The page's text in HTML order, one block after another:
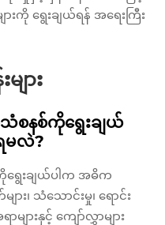
ကို ရွေးချယ်ရန် အရေးကြီး
ျား
နစ်ကိုရွေးချယ်
မလဲ?
ေးချယ်ပါက အဓိက
၊ သံသောင်းမှု၊ ရောင်း
ားနှင့် ကျော်လွှာများ